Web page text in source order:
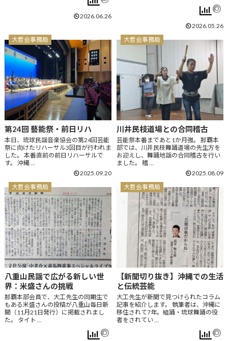
2026.06.26
2026.05.26
大哲会事務局
第24回 藝能祭・前日リハ
本日、琉球民謡音楽協会の第24回芸能
祭に向けたリハーサル3回目が行われま
した。 本番直前の前日リハーサルで
す。 沖縄 …
2025.09.20
大哲会事務局
川井民枝道場との合同稽古
芸能祭本番まであと1か月強。 那覇本
部では、川井民枝舞踊道場の先生方を
お迎えし、舞踊地謡の合同稽古を行い
ました。 稽 …
2025.08.09
大哲会事務局
八重山民謡で広がる新しい世
界：米盛さんの挑戦
那覇本部会員で、大工先生の同期生で
もある米盛さんの投稿が八重山毎日新
聞（11月21日発行）に掲載されまし
た。 タイト …
大哲会事務局
【新聞切り抜き】沖縄での生活
と伝統芸能
大工先生が新聞で見つけられたコラム
記事を紹介します。 執筆者は、沖縄に
移住されて7年。組踊・琉球舞踊の役
者をされてい …